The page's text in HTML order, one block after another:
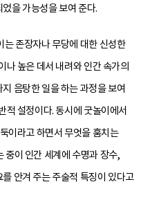
을 가능성을 보여 준다.
는 존장자나 무당에 대한 신성한
나 높은 데서 내려와 인간 속가의
음탕한 일을 하는 과정을 보여
적 설정이다. 동시에 굿놀이에서
이라고 하면서 무엇을 훔치는
중이 인간 세계에 수명과 장수,
안겨 주는 주술적 특징이 있다고